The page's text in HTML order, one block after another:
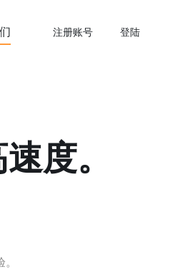
注册账号 登陆
度。